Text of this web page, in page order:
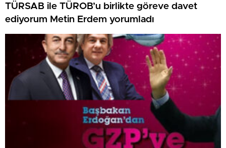
TÜRSAB ile TÜROB’u birlikte göreve davet
ediyorum Metin Erdem yorumladı